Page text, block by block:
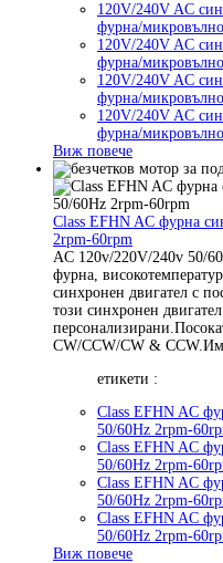
120V/240V AC
фурна/
120V/240V AC
фурна/
120V/240V AC
фурна/
120V/240V AC
фурна/
Виж повече
Class EFHN AC фурна
2rpm-60rpm
AC 120v/220V/240v 50/
фурна,
синхронен двигател с
този синхронен
CW/CCW/CW &
етикети :
Class EFHN AC
50/60Hz 2rpm-
Class EFHN AC
50/60Hz 2rpm-
Class EFHN AC
50/60Hz 2rpm-
Class EFHN AC
50/60Hz 2rpm-
Виж повече